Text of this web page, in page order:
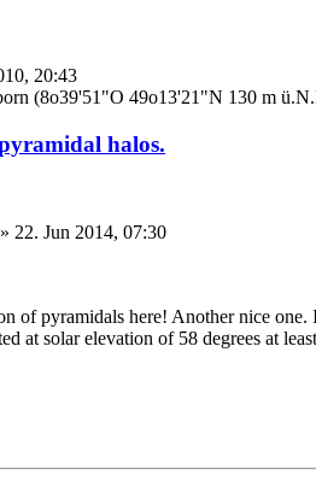
20:43
(8o39'51"O 49o13'21"N 130 m
halos.
» 22. Jun 2014, 07:30
of pyramidals here! Another nice
at solar elevation of 58 degrees at